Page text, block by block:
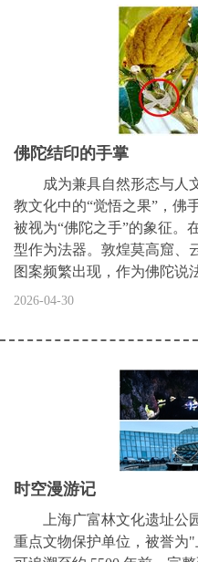
佛陀结印的手掌
成为兼具自然形态与人
教文化中的“觉悟之果”，佛
被视为“佛陀之手”的象征。
型作为法器。敦煌莫高窟、
图案频繁出现，作为佛陀说
2026-04-30
时空漫游记
上海广富林文化遗址公
重点文物保护单位，被誉为